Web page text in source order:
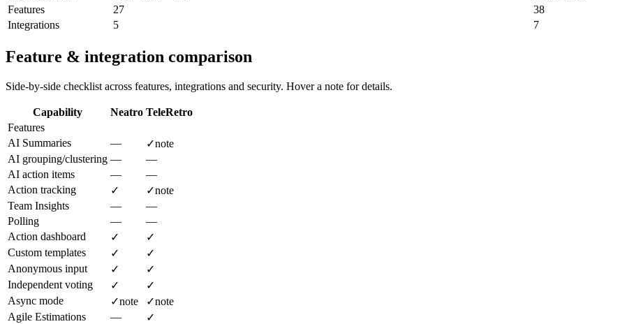
Features
27
38
Integrations
5 7
Feature & integration comparison
Side-by-side checklist across features, integrations and security. Hover a note for details.
Capability Neatro TeleRetro
Features
AI Summaries
— ✓note
AI grouping/clustering —
—
AI action items
—
—
Action tracking
✓ ✓note
Team Insights
—
—
Polling
—
—
Action dashboard
✓
✓
Custom templates
✓
✓
Anonymous input
✓
✓
Independent voting
✓
✓
Async mode
✓note ✓note
Agile Estimations
—
✓